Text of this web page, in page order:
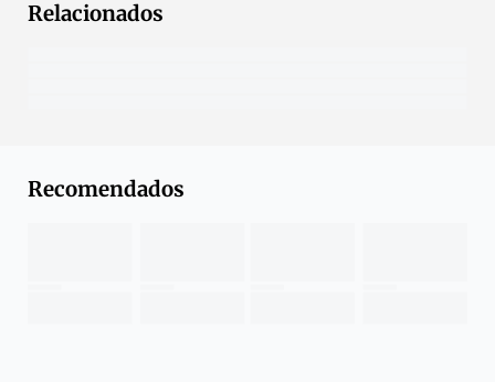
Relacionados
Recomendados